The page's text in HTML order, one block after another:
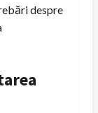
despre